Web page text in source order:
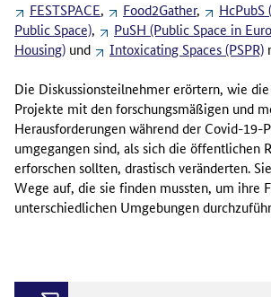
FESTSPACE, Food2Gather,
HcPubS
Public Space),
PuSH (Public Space in
Housing) und Intoxicating Spaces (PSPR)
Die Diskussionsteilnehmer erörtern, wie
Projekte mit den forschungsmäßigen und
Herausforderungen während der Covid-19-
umgegangen sind, als sich die öffentlichen
erforschen sollten, drastisch veränderten.
Wege auf, die sie finden mussten, um ihre
unterschiedlichen Umgebungen